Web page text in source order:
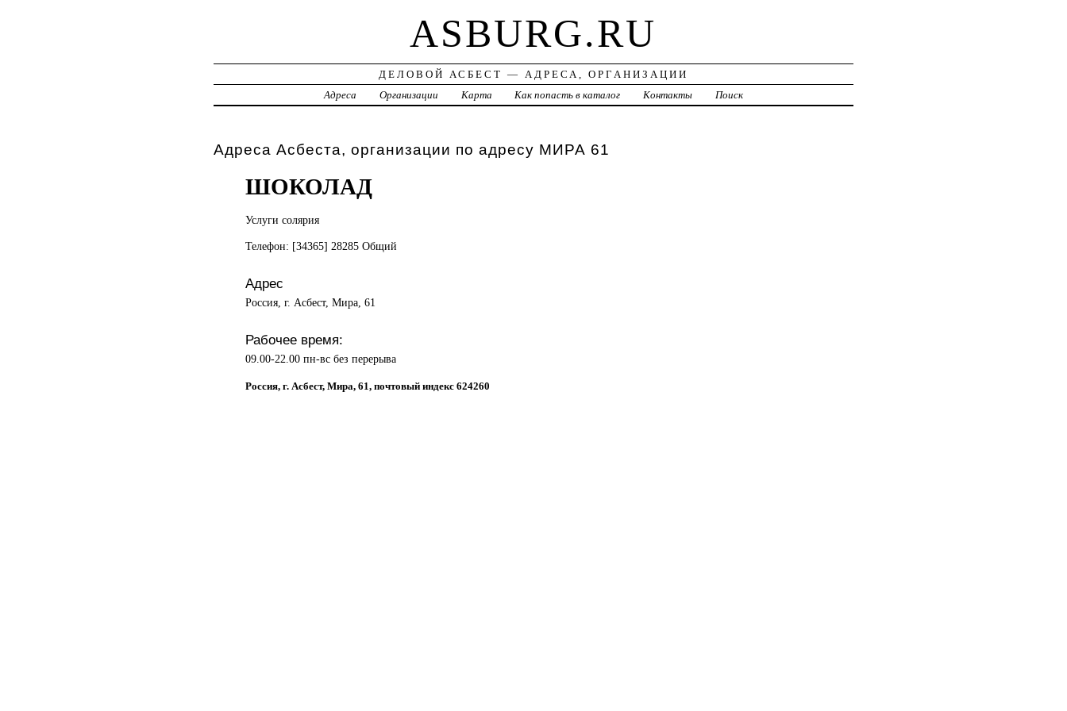
ASBURG.RU
ДЕЛОВОЙ АСБЕСТ — АДРЕСА, ОРГАНИЗАЦИИ
Адреса
Организации Карта Как попасть в каталог Контакты Поиск
Адреса Асбеста, организации по адресу МИРА 61
ШОКОЛАД
Услуги солярия
Телефон: [34365] 28285 Общий
Адрес
Россия, г. Асбест, Мира, 61
Рабочее время:
09.00-22.00 пн-вс без перерыва
Россия, г. Асбест, Мира, 61, почтовый индекс 624260